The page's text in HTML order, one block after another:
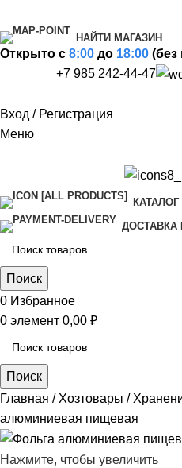
НАЙТИ МАГАЗИН
Открыто c 8:00 до 18:00
+7 985 242-44-47
Вход / Регистрация
Меню
ДОСТАВКА
Поиск
0 Избранное
0 элемент 0,00 ₽
Поиск
Главная
Хозтовары
алюминиевая пищевая
Нажмите, чтобы увеличить